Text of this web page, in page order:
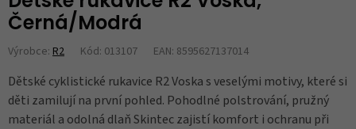
Černá/Modrá
Výrobce: R2 Kód: 013107 EAN: 8595627137014
Dětské cyklistické rukavice R2 Voska s veselými motivy, které si
děti zamilují na první pohled. Pohodlné polstrování, pružný
materiál a odolná dlaň Skintec zajistí komfort i ochranu při